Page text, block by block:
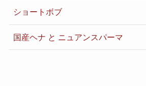
ショートボブ
国産ヘナ と ニュアンスパーマ